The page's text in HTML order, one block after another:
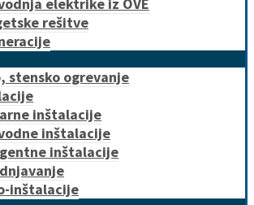
rešitve
stensko ogrevanje
inštalacije
inštalacije
inštalacije
inštalacije